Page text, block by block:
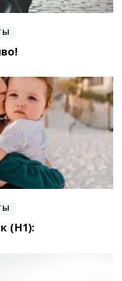
(H1):